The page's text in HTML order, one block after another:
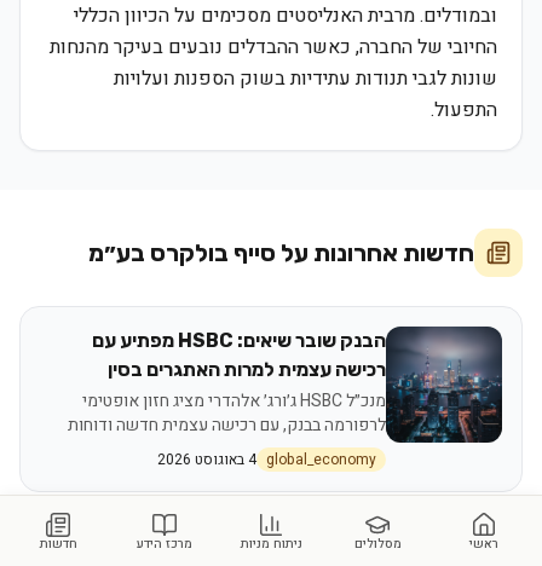
ובמודלים. מרבית האנליסטים מסכימים על הכיוון הכללי
החיובי של החברה, כאשר ההבדלים נובעים בעיקר מהנחות
שונות לגבי תנודות עתידיות בשוק הספנות ועלויות
התפעול.
חדשות אחרונות על סייף בולקרס בע״מ
הבנק שובר שיאים: HSBC מפתיע עם
רכישה עצמית למרות האתגרים בסין
מנכ״ל HSBC ג׳ורג׳ אלהדרי מציג חזון אופטימי
לרפורמה בבנק, עם רכישה עצמית חדשה ודוחות
רבעוניים שזינקו מעל הציפיות, גם כשהרגולציה
הסינית מהדקת את אחיזתה.
global_economy 4 באוגוסט 2026
הפוטסי 100 מטפס: רווחי חברות והליש״ט
ראשי מסלולים ניתוח מניות מרכז הידע חדשות